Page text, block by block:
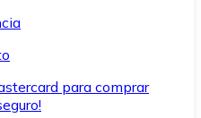
para comprar